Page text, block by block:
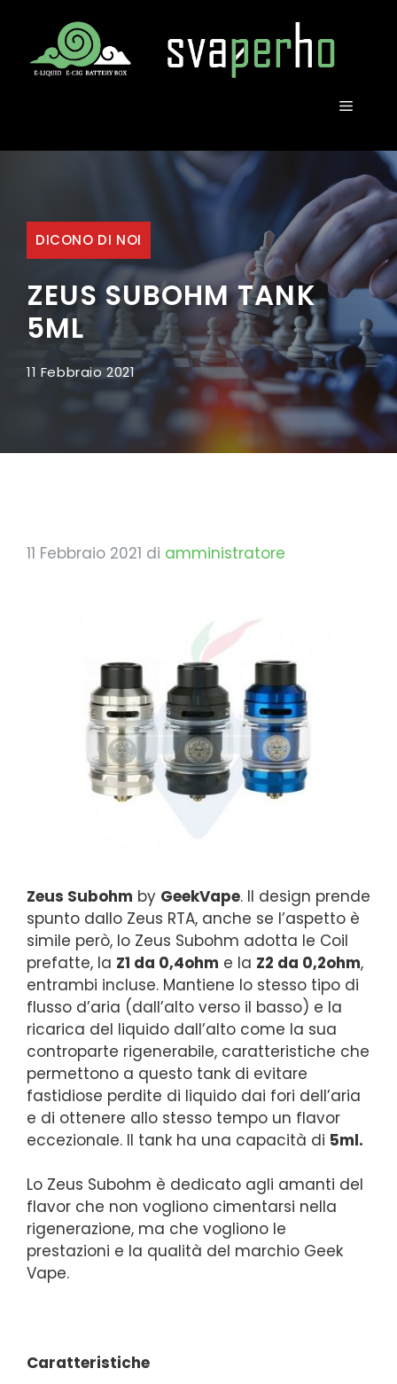
contenuto
MENU
DICONO DI NOI
ZEUS SUBOHM TANK
5ML
11 Febbraio 2021
11 Febbraio 2021 di amministratore
Zeus Subohm by GeekVape. Il design prende
spunto dallo Zeus RTA, anche se l’aspetto è
simile però, lo Zeus Subohm adotta le Coil
prefatte, la Z1 da 0,4ohm e la Z2 da 0,2ohm,
entrambi incluse. Mantiene lo stesso tipo di
flusso d’aria (dall’alto verso il basso) e la
ricarica del liquido dall’alto come la sua
controparte rigenerabile, caratteristiche che
permettono a questo tank di evitare
fastidiose perdite di liquido dai fori dell’aria
e di ottenere allo stesso tempo un flavor
eccezionale. Il tank ha una capacità di 5ml.
Lo Zeus Subohm è dedicato agli amanti del
flavor che non vogliono cimentarsi nella
rigenerazione, ma che vogliono le
prestazioni e la qualità del marchio Geek
Vape.
Caratteristiche